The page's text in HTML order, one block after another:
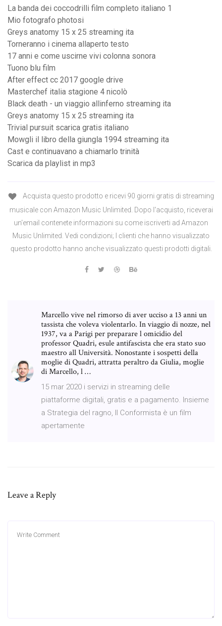
La banda dei coccodrilli film completo italiano 1
Mio fotografo photosi
Greys anatomy 15 x 25 streaming ita
Torneranno i cinema allaperto testo
17 anni e come uscirne vivi colonna sonora
Tuono blu film
After effect cc 2017 google drive
Masterchef italia stagione 4 nicolò
Black death - un viaggio allinferno streaming ita
Greys anatomy 15 x 25 streaming ita
Trivial pursuit scarica gratis italiano
Mowgli il libro della giungla 1994 streaming ita
Cast e continuavano a chiamarlo trinità
Scarica da playlist in mp3
Acquista questo prodotto e ricevi 90 giorni gratis di streaming
musicale con Amazon Music Unlimited. Dopo l'acquisto, riceverai
un'email contenete informazioni su come iscriverti ad Amazon
Music Unlimited. Vedi condizioni; I clienti che hanno visualizzato
questo prodotto hanno anche visualizzato questi prodotti digitali.
Marcello vive nel rimorso di aver ucciso a 13 anni un
tassista che voleva violentarlo. In viaggio di nozze, nel
1937, va a Parigi per preparare l omicidio del
professor Quadri, esule antifascista che era stato suo
maestro all Università. Nonostante i sospetti della
moglie di Quadri, attratta peraltro da Giulia, moglie
di Marcello, l …
15 mar 2020 i servizi in streaming delle
piattaforme digitali, gratis e a pagamento. Insieme
a Strategia del ragno, Il Conformista è un film
apertamente
Leave a Reply